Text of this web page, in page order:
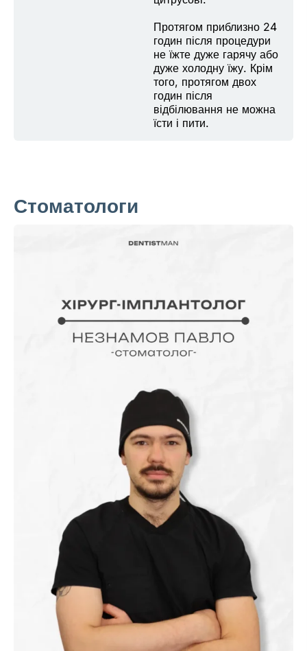
Протягом приблизно 24
годин після процедури
не їжте дуже гарячу або
дуже холодну їжу. Крім
того, протягом двох
годин після
відбілювання не можна
їсти і пити.
Стоматологи